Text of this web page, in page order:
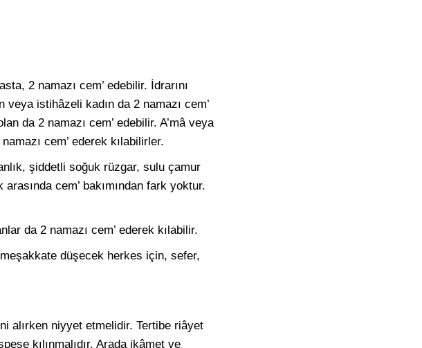
2 namazı cem’ edebilir. İdrarını
istihâzeli kadın da 2 namazı cem’
da 2 namazı cem’ edebilir. A’mâ veya
cem’ ederek kılabilirler.
şiddetli soğuk rüzgar, sulu çamur
cem’ bakımından fark yoktur.
da 2 namazı cem’ ederek kılabilir.
düşecek herkes için, sefer,
alırken niyyet etmelidir. Tertibe riâyet
kılınmalıdır. Arada ikâmet ve